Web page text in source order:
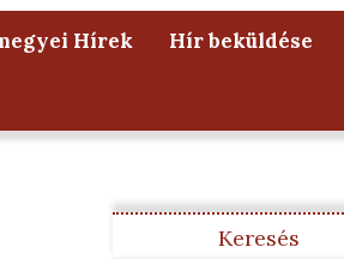
Hírek Hír beküldése
Keresés